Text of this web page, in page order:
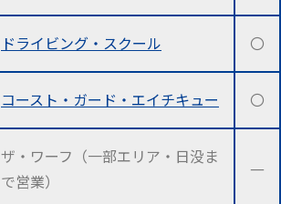
ドライビング・スクール 〇
コースト・ガード・エイチキュー 〇
ザ・ワーフ（一部エリア・日没ま
で営業）
―